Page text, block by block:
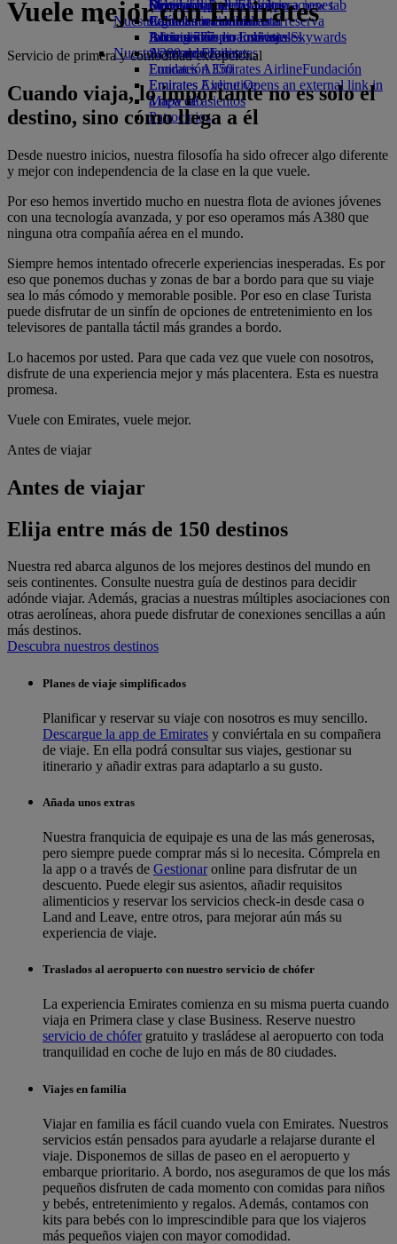
Opens an external link in a new tab
Bebidas
Nuestra flota
Boeing 777
A380 de Emirates
Emirates A350
Emirates Executive
Mapa de asientos
Diversión para los niños
Juguetes infantiles
Actividades para niños
Sostenibilidad en las operaciones
Política medioambiental
Informes medioambientales
Nuestras comunidades
Fundación Emirates AirlineFundación
Emirates Airline Opens an external link in
a new tab
Patrocinios
Skywards Rail
Calculadora de millas
Inicie sesión en Emirates Skywards
Skywards+
Móvil y app de Emirates
Cancelar o cambiar una reserva
Alteraciones en los viajes
Acerca de Emirates
Vuele mejor con Emirates
Servicio de primera y comodidad excepcional
Cuando viaja, lo importante no es solo el
destino, sino cómo llega a él
Desde nuestro inicios, nuestra filosofía ha sido ofrecer algo diferente
y mejor con independencia de la clase en la que vuele.
Por eso hemos invertido mucho en nuestra flota de aviones jóvenes
con una tecnología avanzada, y por eso operamos más A380 que
ninguna otra compañía aérea en el mundo.
Siempre hemos intentado ofrecerle experiencias inesperadas. Es por
eso que ponemos duchas y zonas de bar a bordo para que su viaje
sea lo más cómodo y memorable posible. Por eso en clase Turista
puede disfrutar de un sinfín de opciones de entretenimiento en los
televisores de pantalla táctil más grandes a bordo.
Lo hacemos por usted. Para que cada vez que vuele con nosotros,
disfrute de una experiencia mejor y más placentera. Esta es nuestra
promesa.
Vuele con Emirates, vuele mejor.
Antes de viajar
Antes de viajar
Elija entre más de 150 destinos
Nuestra red abarca algunos de los mejores destinos del mundo en
seis continentes. Consulte nuestra guía de destinos para decidir
adónde viajar. Además, gracias a nuestras múltiples asociaciones con
otras aerolíneas, ahora puede disfrutar de conexiones sencillas a aún
más destinos.
Descubra nuestros destinos
Planes de viaje simplificados
Planificar y reservar su viaje con nosotros es muy sencillo.
Descargue la app de Emirates y conviértala en su compañera
de viaje. En ella podrá consultar sus viajes, gestionar su
itinerario y añadir extras para adaptarlo a su gusto.
Añada unos extras
Nuestra franquicia de equipaje es una de las más generosas,
pero siempre puede comprar más si lo necesita. Cómprela en
la app o a través de Gestionaronline para disfrutar de un
descuento. Puede elegir sus asientos, añadir requisitos
alimenticios y reservar los servicios check-in desde casa o
Land and Leave, entre otros, para mejorar aún más su
experiencia de viaje.
Traslados al aeropuerto con nuestro servicio de chófer
La experiencia Emirates comienza en su misma puerta cuando
viaja en Primera clase y clase Business. Reserve nuestro
servicio de chófergratuito y trasládese al aeropuerto con toda
tranquilidad en coche de lujo en más de 80 ciudades.
Viajes en familia
Viajar en familia es fácil cuando vuela con Emirates. Nuestros
servicios están pensados para ayudarle a relajarse durante el
viaje. Disponemos de sillas de paseo en el aeropuerto y
embarque prioritario. A bordo, nos aseguramos de que los más
pequeños disfruten de cada momento con comidas para niños
y bebés, entretenimiento y regalos. Además, contamos con
kits para bebés con lo imprescindible para que los viajeros
más pequeños viajen con mayor comodidad.